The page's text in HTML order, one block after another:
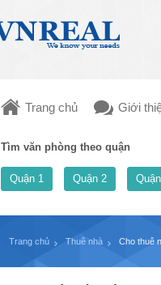
Trang chủ Giới
Tìm văn phòng theo quận
Quận 1 Quận 2
Trang chủ Thuê nhà Cho thuê